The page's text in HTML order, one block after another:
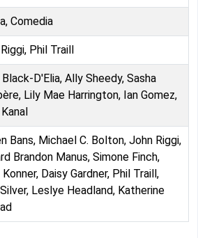
Comedia
Phil Traill
D'Elia, Ally Sheedy, Sasha
Lily Mae Harrington, Ian Gomez,
Bans, Michael C. Bolton, John Riggi,
Brandon Manus, Simone Finch,
Daisy Gardner, Phil Traill,
Leslye Headland, Katherine